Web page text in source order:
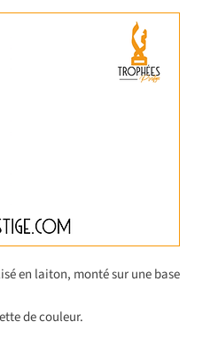
en laiton, monté sur une base
de couleur.